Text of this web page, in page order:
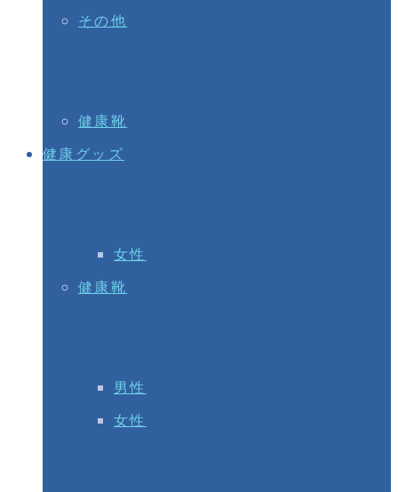
健康靴
女性
男性
その他
健康グッズ
健康靴
女性